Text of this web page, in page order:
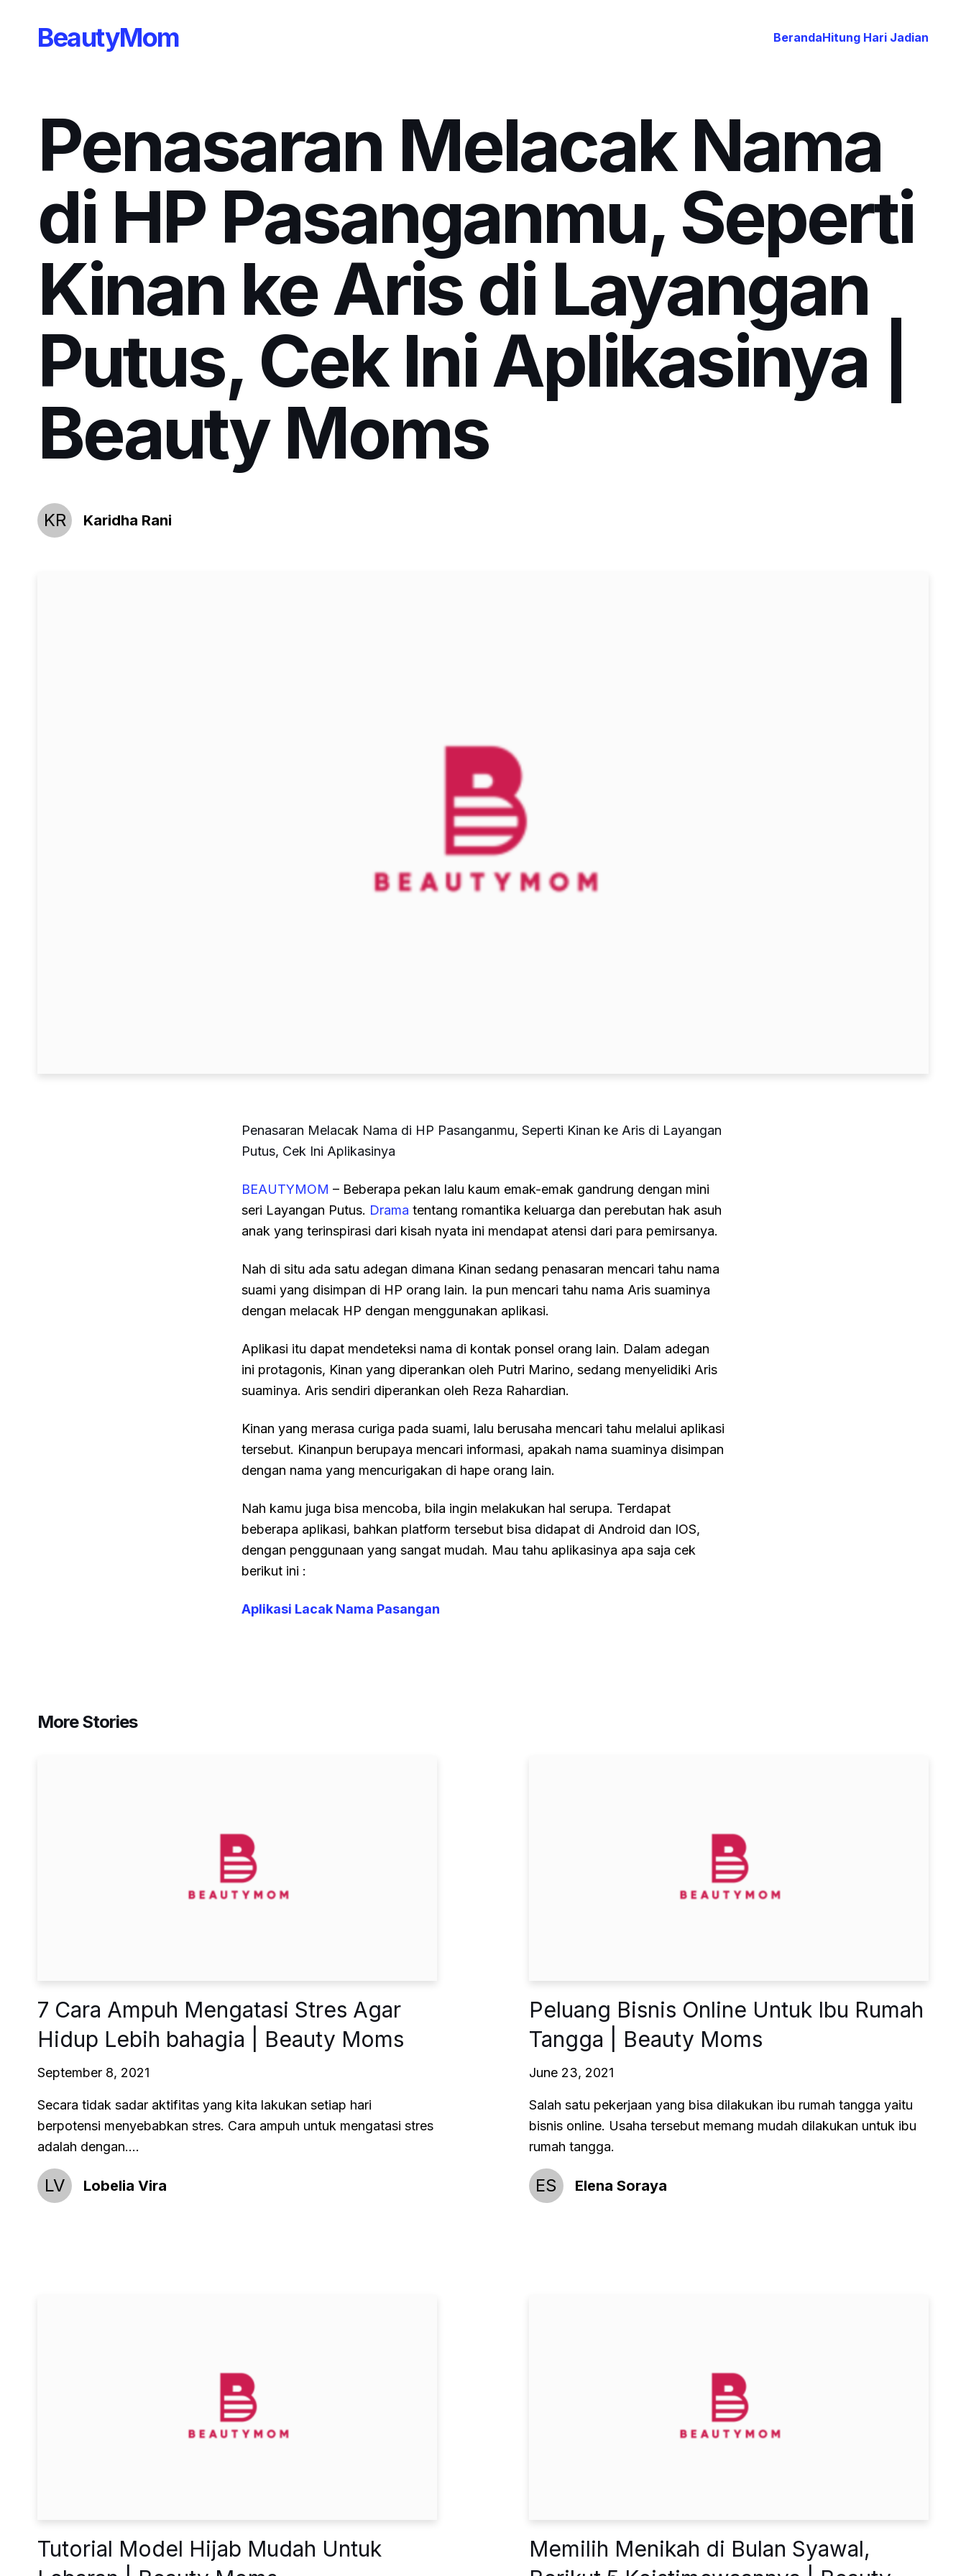
BeautyMom BerandaHitung Hari Jadian
Penasaran Melacak Nama
di HP Pasanganmu, Seperti
Kinan ke Aris di Layangan
Putus, Cek Ini Aplikasinya |
Beauty Moms
KR Karidha Rani
Penasaran Melacak Nama di HP Pasanganmu, Seperti Kinan ke Aris di Layangan
Putus, Cek Ini Aplikasinya
BEAUTYMOM – Beberapa pekan lalu kaum emak-emak gandrung dengan mini
seri Layangan Putus. Drama tentang romantika keluarga dan perebutan hak asuh
anak yang terinspirasi dari kisah nyata ini mendapat atensi dari para pemirsanya.
Nah di situ ada satu adegan dimana Kinan sedang penasaran mencari tahu nama
suami yang disimpan di HP orang lain. Ia pun mencari tahu nama Aris suaminya
dengan melacak HP dengan menggunakan aplikasi.
Aplikasi itu dapat mendeteksi nama di kontak ponsel orang lain. Dalam adegan
ini protagonis, Kinan yang diperankan oleh Putri Marino, sedang menyelidiki Aris
suaminya. Aris sendiri diperankan oleh Reza Rahardian.
Kinan yang merasa curiga pada suami, lalu berusaha mencari tahu melalui aplikasi
tersebut. Kinanpun berupaya mencari informasi, apakah nama suaminya disimpan
dengan nama yang mencurigakan di hape orang lain.
Nah kamu juga bisa mencoba, bila ingin melakukan hal serupa. Terdapat
beberapa aplikasi, bahkan platform tersebut bisa didapat di Android dan IOS,
dengan penggunaan yang sangat mudah. Mau tahu aplikasinya apa saja cek
berikut ini :
Aplikasi Lacak Nama Pasangan
More Stories
7 Cara Ampuh Mengatasi Stres Agar
Hidup Lebih bahagia | Beauty Moms
September 8, 2021
Secara tidak sadar aktifitas yang kita lakukan setiap hari
berpotensi menyebabkan stres. Cara ampuh untuk mengatasi stres
adalah dengan....
LV Lobelia Vira
Peluang Bisnis Online Untuk Ibu Rumah
Tangga | Beauty Moms
June 23, 2021
Salah satu pekerjaan yang bisa dilakukan ibu rumah tangga yaitu
bisnis online. Usaha tersebut memang mudah dilakukan untuk ibu
rumah tangga.
ES Elena Soraya
Tutorial Model Hijab Mudah Untuk
Memilih Menikah di Bulan Syawal,